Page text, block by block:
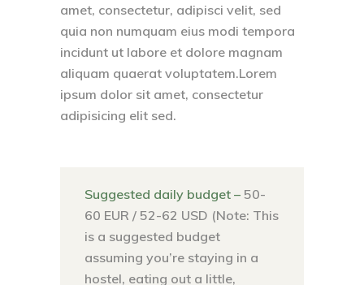
amet, consectetur, adipisci velit, sed
quia non numquam eius modi tempora
incidunt ut labore et dolore magnam
aliquam quaerat voluptatem.Lorem
ipsum dolor sit amet, consectetur
adipisicing elit sed.
Suggested daily budget – 50-
60 EUR / 52-62 USD (Note: This
is a suggested budget
assuming you’re staying in a
hostel, eating out a little,